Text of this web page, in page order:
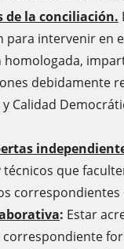
de la conciliación.
para intervenir en
debidamente
Calidad
que
: Estar